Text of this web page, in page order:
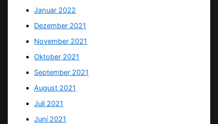
Januar 2022
Dezember 2021
November 2021
Oktober 2021
September 2021
August 2021
Juli 2021
Juni 2021